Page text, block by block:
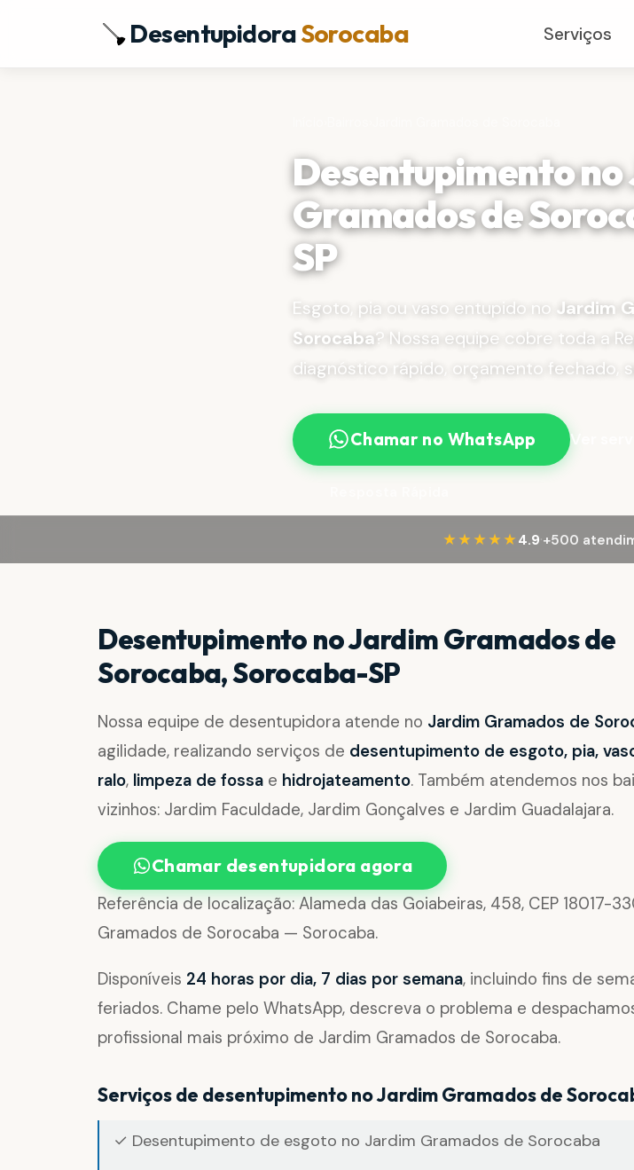
DesentupidoraSorocaba Serviços
Desentupimento
Gramados de
SP
Esgoto, pia ou vaso entupido no Jardim
Sorocaba? Nossa equipe cobre toda a
diagnóstico rápido, orçamento fechado,
Chamar no WhatsApp Ver
★★★★★ 4.9·+500
Desentupimento no Jardim Gramados de
Sorocaba, Sorocaba-SP
Nossa equipe de desentupidora atende no Jardim Gramados de
agilidade, realizando serviços de desentupimento de esgoto, pia,
ralo, limpeza de fossa e hidrojateamento. Também atendemos nos
vizinhos: Jardim Faculdade, Jardim Gonçalves e Jardim Guadalajara.
Chamar desentupidora agora
Referência de localização: Alameda das Goiabeiras, 458, CEP 18017-
Gramados de Sorocaba — Sorocaba.
Disponíveis 24 horas por dia, 7 dias por semana, incluindo fins de
feriados. Chame pelo WhatsApp, descreva o problema e
profissional mais próximo de Jardim Gramados de Sorocaba.
Serviços de desentupimento no Jardim Gramados de
✓ Desentupimento de esgoto no Jardim Gramados de Sorocaba